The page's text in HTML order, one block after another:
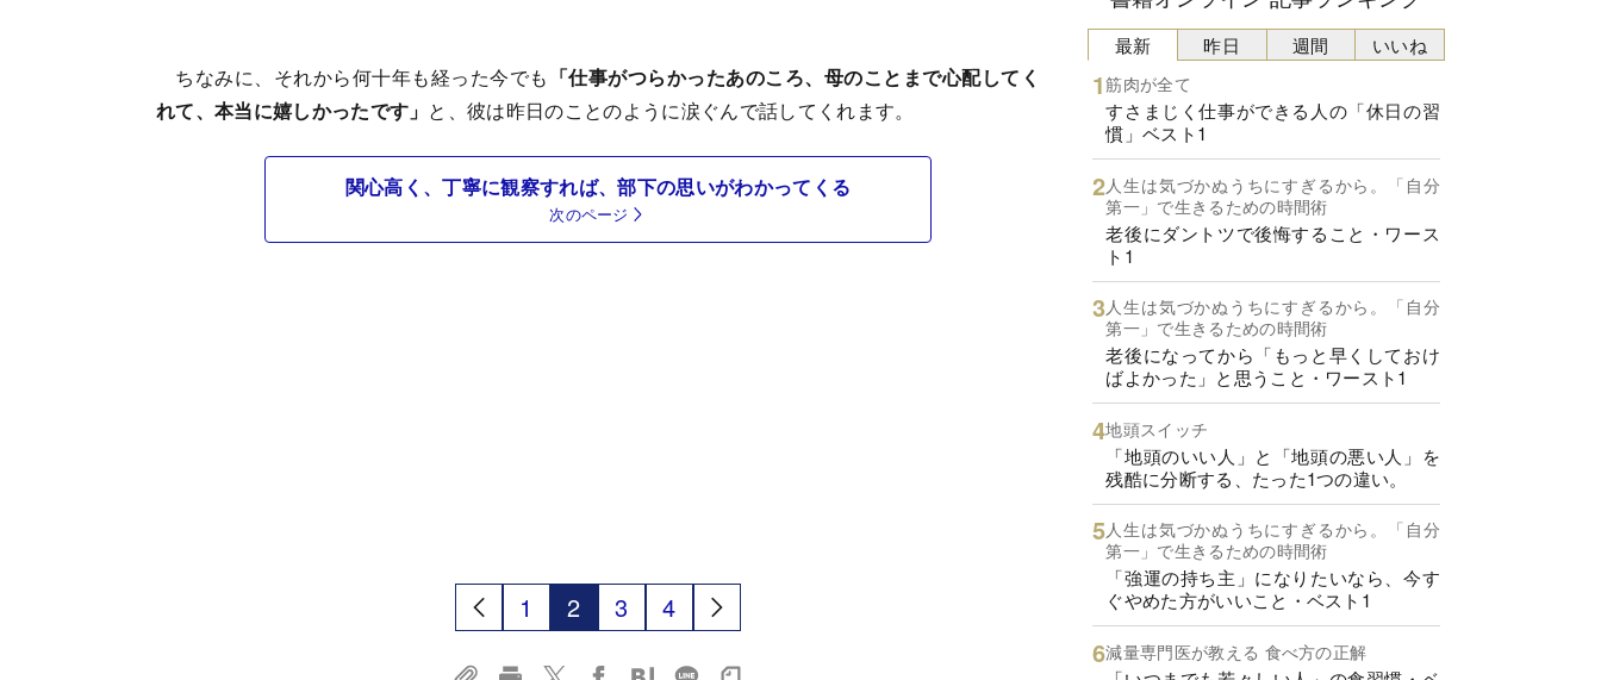
ちなみに、それから何十年も経った今でも 「仕事がつらかったあのころ、母のことまで心配してく
れて、本当に嬉しかったです」 と、彼は昨日のことのように涙ぐんで話してくれます。
関心高く、丁寧に観察すれば、部下の思いがわかってくる
次のページ
1 2 3 4
最新
筋肉が全て
すさまじく仕事ができる人の「休日の習
慣」ベスト1
人生は気づかぬうちにすぎるから。「自分
第一」で生きるための時間術
老後にダントツで後悔すること・ワース
ト1
人生は気づかぬうちにすぎるから。「自分
第一」で生きるための時間術
老後になってから「もっと早くしておけ
ばよかった」と思うこと・ワースト1
地頭スイッチ
「地頭のいい人」と「地頭の悪い人」を
残酷に分断する、たった1つの違い。
人生は気づかぬうちにすぎるから。「自分
第一」で生きるための時間術
「強運の持ち主」になりたいなら、今す
ぐやめた方がいいこと・ベスト1
減量専門医が教える 食べ方の正解
昨日 週間 いいね